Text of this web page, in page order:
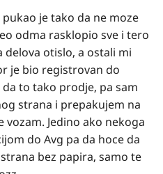
je tako da ne moze
odma rasklopio sve i tero
delova otislo, a ostali mi
je bio registrovan do
to tako prodje, pa sam
strana i prepakujem na
vozam. Jedino ako nekoga
do Avg pa da hoce da
bez papira, samo te